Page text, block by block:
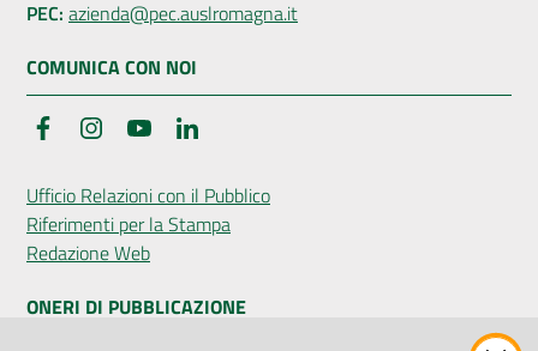
PEC: azienda@pec.auslromagna.it
COMUNICA CON NOI
FacebookInstagramYouTube
Ufficio Relazioni con il Pubblico
Riferimenti per la Stampa
Redazione Web
ONERI DI PUBBLICAZIONE